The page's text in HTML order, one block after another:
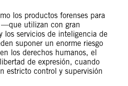
los productos forenses para
—que utilizan con gran
los servicios de inteligencia de
suponer un enorme riesgo
los derechos humanos, el
de expresión, cuando
estricto control y supervisión